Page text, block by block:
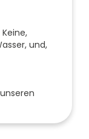
und,
nussbaum